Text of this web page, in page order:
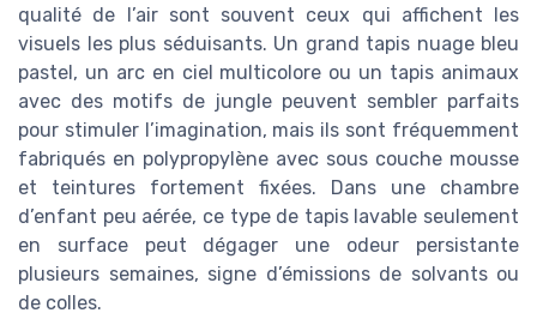
qualité de l’air sont souvent ceux qui affichent les
visuels les plus séduisants. Un grand tapis nuage bleu
pastel, un arc en ciel multicolore ou un tapis animaux
avec des motifs de jungle peuvent sembler parfaits
pour stimuler l’imagination, mais ils sont fréquemment
fabriqués en polypropylène avec sous couche mousse
et teintures fortement fixées. Dans une chambre
d’enfant peu aérée, ce type de tapis lavable seulement
en surface peut dégager une odeur persistante
plusieurs semaines, signe d’émissions de solvants ou
de colles.